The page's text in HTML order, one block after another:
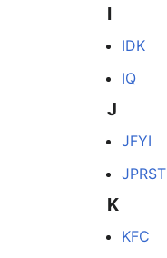
I
IDK
IQ
J
JFYI
JPRST
K
KFC